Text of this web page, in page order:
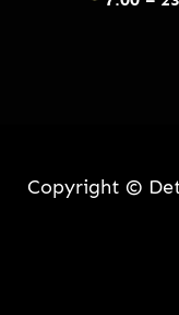
Copyright ©